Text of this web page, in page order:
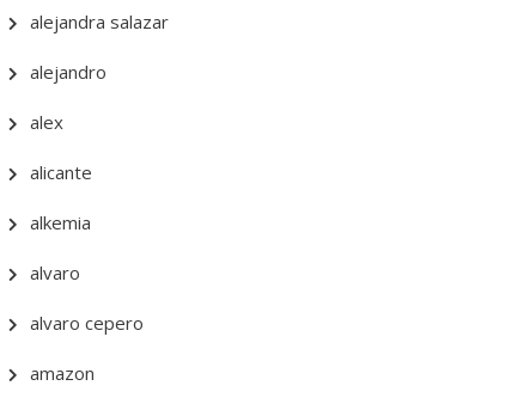
alejandra salazar
alejandro
alex
alicante
alkemia
alvaro
alvaro cepero
amazon